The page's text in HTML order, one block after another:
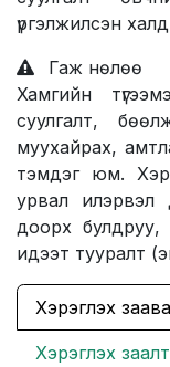
үргэлжилсэн
Гаж нөлөө
Хамгийн
суулгалт,
муухайрах,
тэмдэг юм.
урвал илэрвэл
доорх булдруу,
идээт тууралт
Хэрэглэх
Хэрэглэх заалт